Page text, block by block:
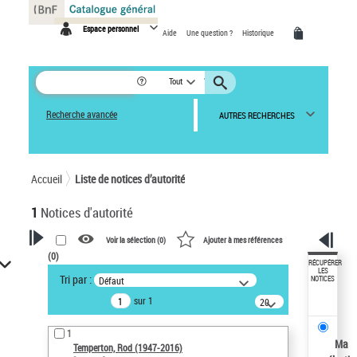
Espace personnel Aide Une question ? Historique
Tout
Recherche avancée AUTRES RECHERCHES
Accueil Liste de notices d’autorité
1 Notices d'autorité
VOTRE RECHERCHE
Recherche avancée dans les
notices d’autorité
Œuvres liées à l'auteur :
Temperton, Rod (1947-2016)
Voir la sélection (0) Ajouter à mes références
(0)
Tri par : Défaut
sur 1
20
résultats/page
1
Temperton, Rod (1947-2016)
RÉCUPÉRER
LES
NOTICES
Ma
Panneau de gestion des cookies